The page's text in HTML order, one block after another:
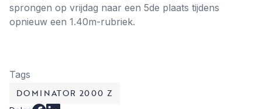
sprongen op vrijdag naar een 5de plaats tijdens
opnieuw een 1.40m-rubriek.
Tags
DOMINATOR 2000 Z